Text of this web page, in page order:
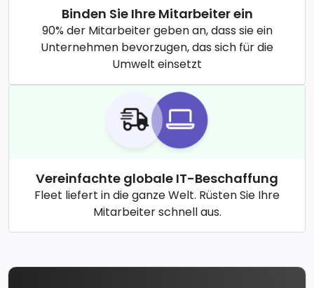
Binden Sie Ihre Mitarbeiter ein
90% der Mitarbeiter geben an, dass sie ein
Unternehmen bevorzugen, das sich für die
Umwelt einsetzt
Vereinfachte globale IT-Beschaffung
Fleet liefert in die ganze Welt. Rüsten Sie Ihre
Mitarbeiter schnell aus.